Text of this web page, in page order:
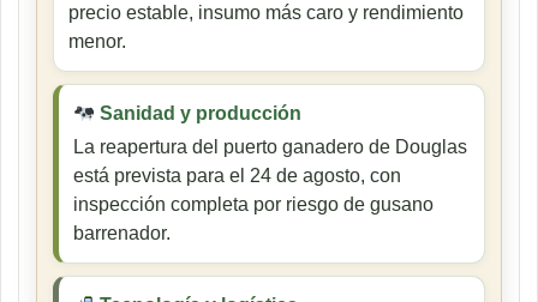
precio estable, insumo más caro y rendimiento
menor.
Sanidad y producción
La reapertura del puerto ganadero de Douglas
está prevista para el 24 de agosto, con
inspección completa por riesgo de gusano
barrenador.